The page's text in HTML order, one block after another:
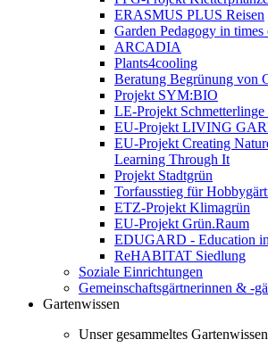
ERASMUS PLUS Reisen
Garden Pedagogy in
ARCADIA
Plants4cooling
Beratung Begrünung von
Projekt SYM:BIO
LE-Projekt Schmetterlinge
EU-Projekt LIVING
EU-Projekt Creating
Learning Through It
Projekt Stadtgrün
Torfausstieg für
ETZ-Projekt Klimagrün
EU-Projekt Grün.Raum
EDUGARD - Education
ReHABITAT Siedlung
Soziale Einrichtungen
Gemeinschaftsgärtnerinnen & -
Gartenwissen
Unser gesammeltes